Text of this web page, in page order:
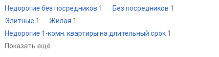
Недорогие без посредников 1 Без посредников 1
Элитные 1 Жилая 1
Недорогие 1-комн. квартиры на длительный срок 1
Показать ещё